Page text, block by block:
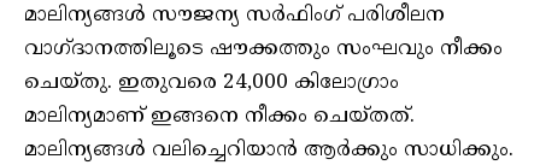
മാലിന്യങ്ങൾ സൗജന്യ സർഫിംഗ് പരിശീലന
വാഗ്ദാനത്തിലൂടെ ഷൗക്കത്തും സംഘവും നീക്കം
ചെയ്തു. ഇതുവരെ 24,000 കിലോഗ്രാം
മാലിന്യമാണ് ഇങ്ങനെ നീക്കം ചെയ്തത്.
മാലിന്യങ്ങൾ വലിച്ചെറിയാൻ ആർക്കും സാധിക്കും.